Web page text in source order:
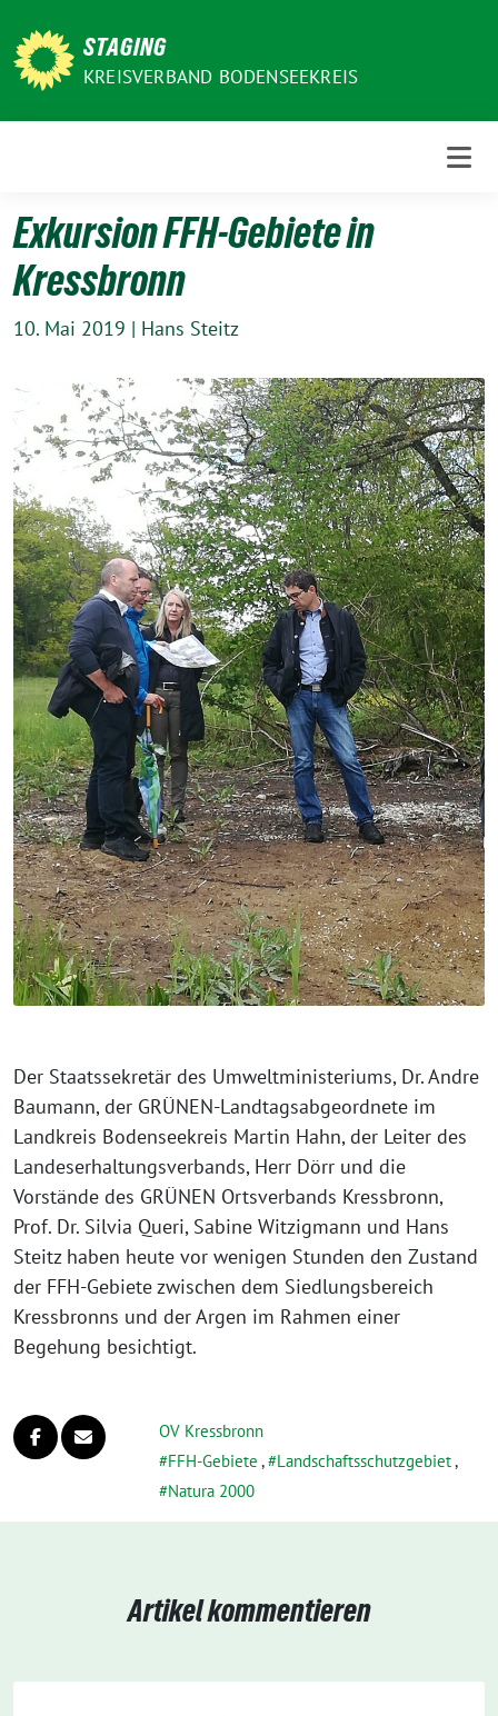
zum
Inhalt
STAGING
KREISVERBAND BODENSEEKREIS
Exkursion FFH-Gebiete in
Kressbronn
10. Mai 2019 | Hans Steitz
Der Staatssekretär des Umweltministeriums, Dr. Andre
Baumann, der GRÜNEN-Landtagsabgeordnete im
Landkreis Bodenseekreis Martin Hahn, der Leiter des
Landeserhaltungsverbands, Herr Dörr und die
Vorstände des GRÜNEN Ortsverbands Kressbronn,
Prof. Dr. Silvia Queri, Sabine Witzigmann und Hans
Steitz haben heu­te vor weni­gen Stunden den Zustand
der FFH-Gebiete zwi­schen dem Siedlungsbereich
Kressbronns und der Argen im Rahmen einer
Begehung besichtigt.
OV Kressbronn
FFH-Gebiete , Landschaftsschutzgebiet,
Natura 2000
Artikel kommentieren